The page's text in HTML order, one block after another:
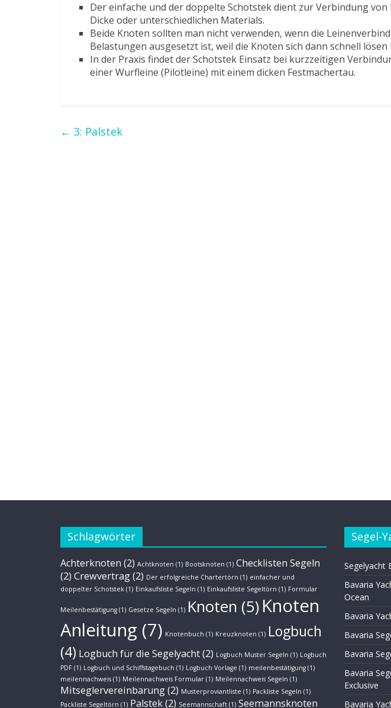
Der einfache und der doppelte Schotstek dient zur Verbindung
Dicke oder unterschiedlichen Materials.
Beide Knoten sollten man nicht verwenden, wenn die
Belastungen ausgesetzt ist, weil die Knoten sich dann schnell lösen
In der Praxis findet der Schotstek Einsatz bei kurzzeitigen
einer Wurfleine (Pilotleine) mit einem dicken Festmachertau.
← 3: Palstek
Schlagwörter
Achterknoten (2) Achtknoten (1) Bootsknoten (1) Checklisten Segeln
(2) Crewvertrag(2) Der erfolgreiche Chartertörn (1) einfacher und
doppelter Schotstek (1) Einkaufsliste Segeln (1) Einkaufsliste Segeltörn (1) Formular
Meilenbestätigung (1) Gesetze Segeln (1) Knoten (5) Knoten
Anleitung (7) Knotenbuch (1) Kreuzknoten (1) Logbuch
(4) Logbuch für die Segelyacht(2) Logbuch Muster Segeln (1) Logbuch
PDF (1) Logbuch und Schiffstagebuch (1) Logbuch Vorlage (1) meilenbestätigung (1)
meilennachweis (1) Meilennachweis Formular (1) Meilennachweis Segeln (1)
Mitseglervereinbarung(2) Musterproviantliste (1) Packliste Segeln (1)
Packliste Segeltörn (1) Palstek(2) Seemannschaft (1) Seemannsknoten
Segel-
Segelyacht
Bavaria
Ocean
Bavaria
Bavaria
Bavaria
Bavaria
Exclusive
Bavaria